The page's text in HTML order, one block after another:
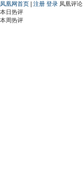
凤凰网首页 注册 登录 凤凰评论
本日热评
本周热评